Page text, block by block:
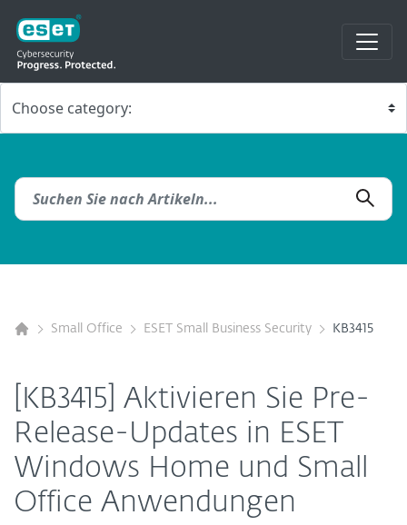
Small Office ESET Small Business Security KB3415
[KB3415] Aktivieren Sie Pre-
Release-Updates in ESET
Windows Home und Small
Office Anwendungen